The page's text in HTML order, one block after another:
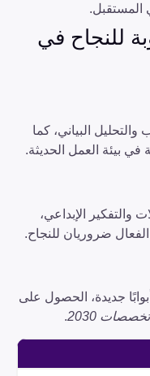
المستقبل.
للنجاح في
البياني، كما
في بيئة العمل الحديثة.
الإبداعي،
ضروريان للنجاح.
جديدة، الحصول على
تخصصات 2030 .